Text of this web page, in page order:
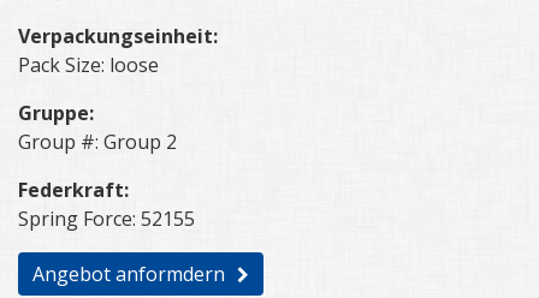
Verpackungseinheit:
Pack Size: loose
Gruppe:
Group #: Group 2
Federkraft:
Spring Force: 52155
Angebot anformdern